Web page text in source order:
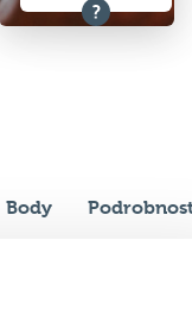
Body